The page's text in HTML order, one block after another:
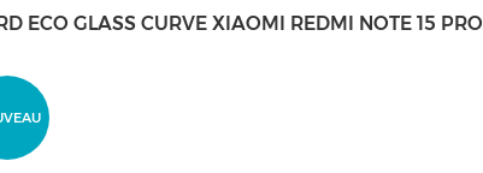
ECO GLASS CURVE XIAOMI REDMI NOTE 15 PRO